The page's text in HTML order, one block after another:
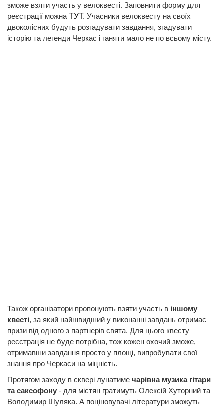
зможе взяти участь у велоквесті. Заповнити форму для
реєстрації можна ТУТ. Учасники велоквесту на своїх
двоколісних будуть розгадувати завдання, згадувати
історію та легенди Черкас і ганяти мало не по всьому місту.
Також організатори пропонують взяти участь в іншому
квесті, за який найшвидший у виконанні завдань отримає
призи від одного з партнерів свята. Для цього квесту
реєстрація не буде потрібна, тож кожен охочий зможе,
отримавши завдання просто у площі, випробувати свої
знання про Черкаси на міцність.
Протягом заходу в сквері лунатиме чарівна музика гітари
та саксофону - для містян гратимуть Олексій Хуторний та
Володимир Шуляка. А поціновувачі літератури зможуть